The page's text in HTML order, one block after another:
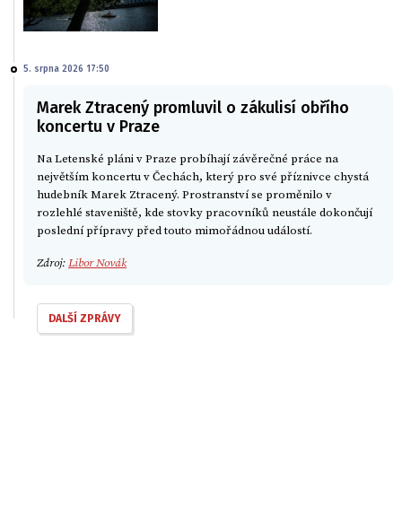
5. srpna 2026 17:50
Marek Ztracený promluvil o zákulisí obřího
koncertu v Praze
Na Letenské pláni v Praze probíhají závěrečné práce na
největším koncertu v Čechách, který pro své příznivce chystá
hudebník Marek Ztracený. Prostranství se proměnilo v
rozlehlé staveniště, kde stovky pracovníků neustále dokončují
poslední přípravy před touto mimořádnou událostí.
Zdroj:Libor Novák
DALŠÍ ZPRÁVY